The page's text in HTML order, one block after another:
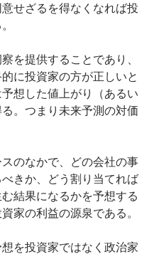
せざるを得なくなれば投
を提供することであり、
に投資家の方が正しいと
想した値上がり（あるい
。つまり未来予測の対価
のなかで、どの会社の事
きか、どう割り当てれば
結果になるかを予想する
家の利益の源泉である。
を投資家ではなく政治家